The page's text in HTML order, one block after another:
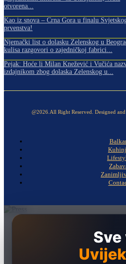
otvorena...
Kao iz snova – Crna Gora u finalu
prvenstva!
Njemački list o dolasku Zelenskog u
kulisa razgovori o zajedničkoj fabrici...
Pejak: Hoće li Milan Knežević i Vučića
izdajnikom zbog dolaska Zelenskog u...
@2026.All Right Reserved. Designed